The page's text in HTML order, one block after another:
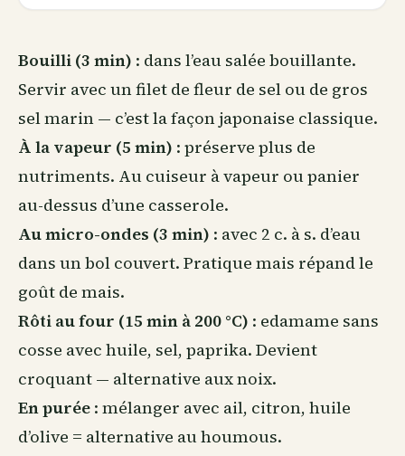
Bouilli (3 min) : dans l’eau salée bouillante.
Servir avec un filet de fleur de sel ou de gros
sel marin — c’est la façon japonaise classique.
À la vapeur (5 min) : préserve plus de
nutriments. Au cuiseur à vapeur ou panier
au-dessus d’une casserole.
Au micro-ondes (3 min) : avec 2 c. à s. d’eau
dans un bol couvert. Pratique mais répand le
goût de mais.
Rôti au four (15 min à 200 °C) : edamame sans
cosse avec huile, sel, paprika. Devient
croquant — alternative aux noix.
En purée : mélanger avec ail, citron, huile
d’olive = alternative au houmous.